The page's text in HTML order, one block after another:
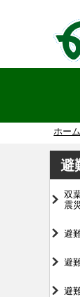
ホーム
避
双
震
避
避
避